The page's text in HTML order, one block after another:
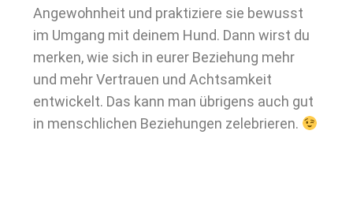
Angewohnheit und praktiziere sie bewusst
im Umgang mit deinem Hund. Dann wirst du
merken, wie sich in eurer Beziehung mehr
und mehr Vertrauen und Achtsamkeit
entwickelt. Das kann man übrigens auch gut
in menschlichen Beziehungen zelebrieren.